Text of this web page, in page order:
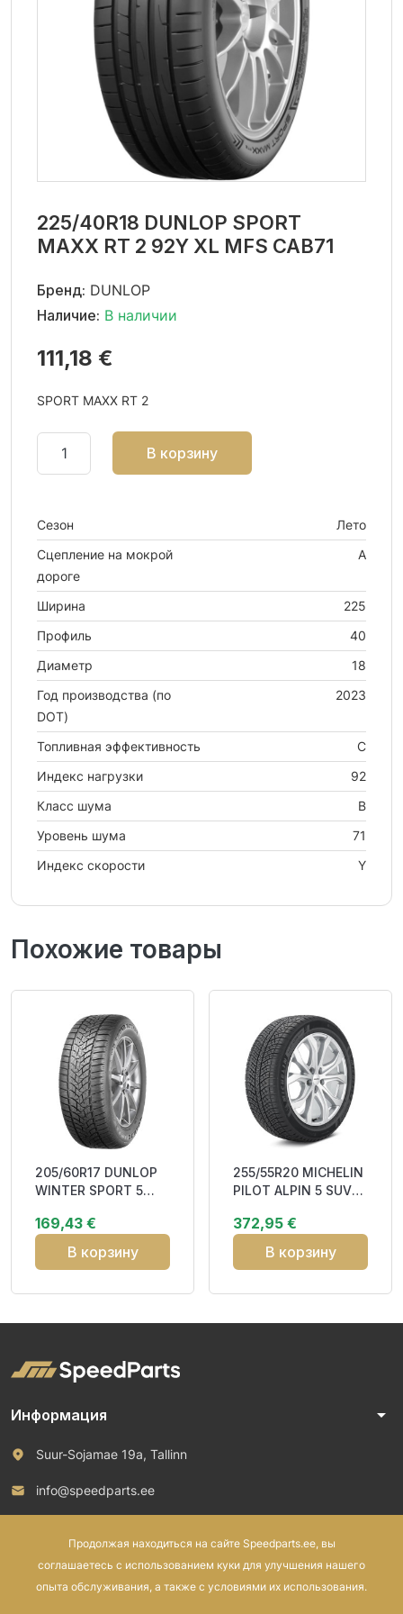
225/40R18 DUNLOP SPORT
MAXX RT 2 92Y XL MFS CAB71
Бренд: DUNLOP
Наличие: В наличии
111,18 €
SPORT MAXX RT 2
В корзину
Сезон
Лето
Сцепление на мокрой
дороге
A
Ширина
225
Профиль
40
Диаметр
18
Год производства (по
DOT)
2023
Топливная эффективность
C
Индекс нагрузки
92
Класс шума
B
Уровень шума
71
Индекс скорости
Y
Похожие товары
205/60R17 DUNLOP
WINTER SPORT 5
CCB72 3PMSF M+S
169,43 €
В корзину
255/55R20 MICHELIN
PILOT ALPIN 5 SUV
NC0 Studl
372,95 €
В корзину
Информация arrow_drop_down
Suur-Sojamae 19a, Tallinn
info@speedparts.ee
Продолжая находиться на сайте Speedparts.ee, вы
соглашаетесь с использованием куки для улучшения нашего
опыта обслуживания, а также с условиями их использования.